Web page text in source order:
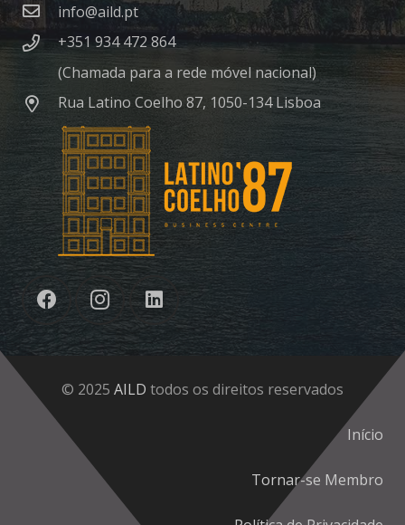
info@aild.pt
+351 934 472 864
(Chamada para a rede móvel nacional)
Rua Latino Coelho 87, 1050-134 Lisboa
© 2025 AILD todos os direitos reservados
Início
Tornar-se Membro